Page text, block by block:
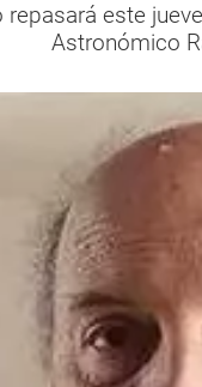
este
Astronómico